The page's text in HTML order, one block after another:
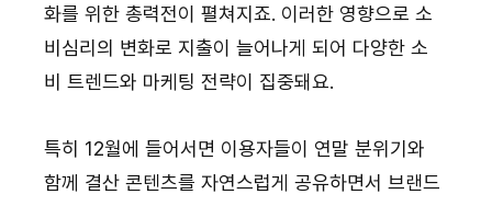
화를 위한 총력전이 펼쳐지죠. 이러한 영향으로 소
비심리의 변화로 지출이 늘어나게 되어 다양한 소
비 트렌드와 마케팅 전략이 집중돼요.
특히 12월에 들어서면 이용자들이 연말 분위기와
함께 결산 콘텐츠를 자연스럽게 공유하면서 브랜드